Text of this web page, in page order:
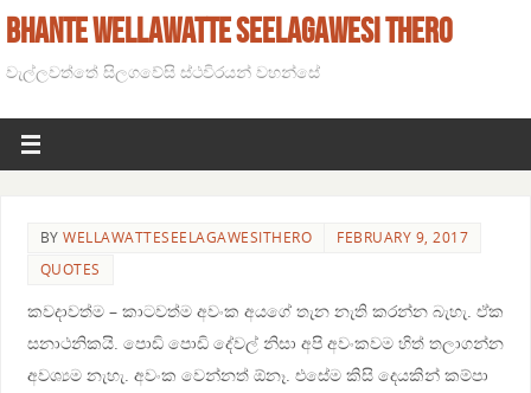
BHANTE WELLAWATTE SEELAGAWESI THERO
වැල්ලවත්තේ සිලගවේසි ස්ථවිරයන් වහන්සේ
BYWELLAWATTESEELAGAWESITHERO
FEBRUARY 9, 2017
QUOTES
කවදාවත්ම – කාටවත්ම අවංක අයගේ තැන නැති කරන්න බැහැ. ඒක
සනාථනිකයි. පොඩි පොඩි දේවල් නිසා අපි අවංකවම හිත් තලාගන්න
අවශ්‍යම නැහැ. අවංක වෙන්නත් ඕනෑ. එසේම කිසි දෙයකින් කම්පා